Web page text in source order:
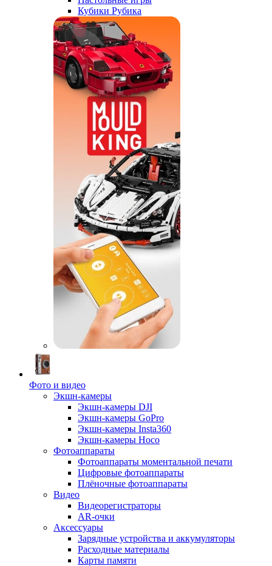
Кубики Рубика
Фото и видео
Экшн-камеры
Экшн-камеры DJI
Экшн-камеры GoPro
Экшн-камеры Insta360
Экшн-камеры Hoco
Фотоаппараты
Фотоаппараты моментальной печати
Цифровые фотоаппараты
Плёночные фотоаппараты
Видео
Видеорегистраторы
AR-очки
Аксессуары
Зарядные устройства и аккумуляторы
Расходные материалы
Карты памяти